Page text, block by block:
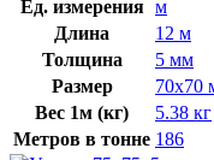
Ед. измерения м
Длина
12 м
Толщина
5 мм
Размер
70х70
Вес 1м (кг)
5.38 кг
Метров в тонне 186